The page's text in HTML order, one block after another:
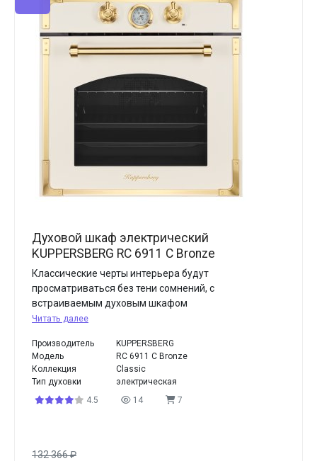
Духовой шкаф электрический
KUPPERSBERG RC 6911 C Bronze
Классические черты интерьера будут
просматриваться без тени сомнений, с
встраиваемым духовым шкафом
Читать далее
Производитель
KUPPERSBERG
Модель
RC 6911 C Bronze
Коллекция
Classic
Тип духовки
электрическая
4.5
14 7
132 366₽